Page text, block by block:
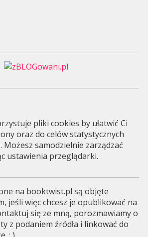
pliki cookies by ułatwić Ci
oraz do celów statystycznych
Możesz samodzielnie zarządzać
ustawienia przeglądarki.
na booktwist.pl są objęte
jeśli więc chcesz je opublikować na
się ze mną, porozmawiamy o
z podaniem źródła i linkować do